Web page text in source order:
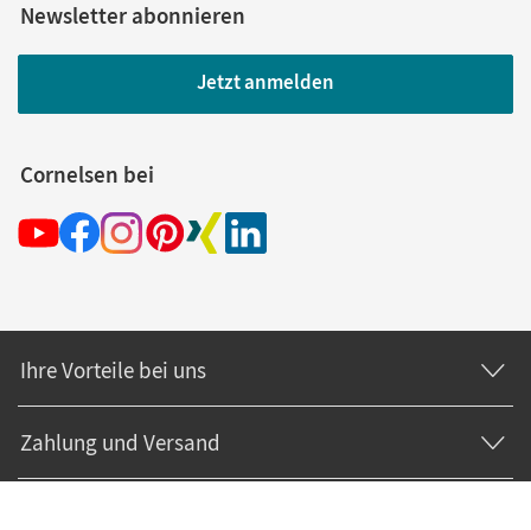
Newsletter abonnieren
Jetzt anmelden
Cornelsen bei
Ihre Vorteile bei uns
Zahlung und Versand